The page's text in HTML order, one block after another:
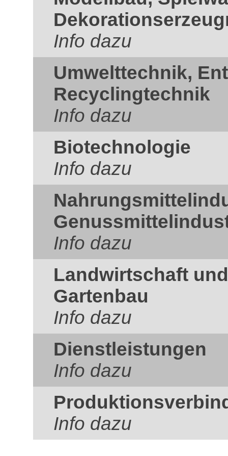
Info dazu
Umwelttechnik,
Recyclingtechnik
Info dazu
Biotechnologie
Info dazu
Info dazu
Landwirtschaft
Gartenbau
Info dazu
Dienstleistungen
Info dazu
Info dazu